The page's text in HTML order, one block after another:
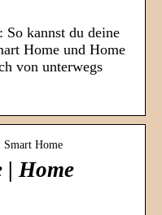
So kannst du deine
Home und Home
von unterwegs
Home
| Home